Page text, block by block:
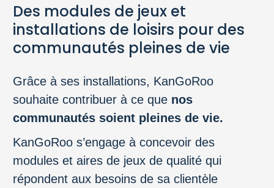
Des modules de jeux et
installations de loisirs pour des
communautés pleines de vie
Grâce à ses installations, KanGoRoo
souhaite contribuer à ce que nos
communautés soient pleines de vie.
KanGoRoo s’engage à concevoir des
modules et aires de jeux de qualité qui
répondent aux besoins de sa clientèle